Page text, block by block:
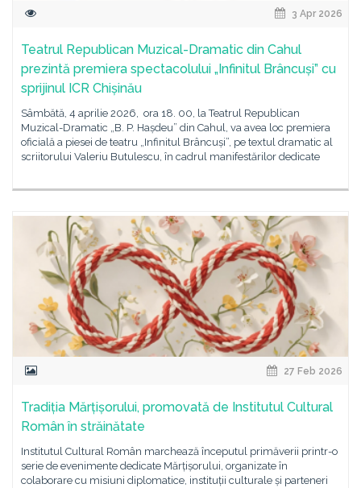
3 Apr 2026
Teatrul Republican Muzical-Dramatic din Cahul
prezintă premiera spectacolului „Infinitul Brâncuși” cu
sprijinul ICR Chișinău
Sâmbătă, 4 aprilie 2026, ora 18. 00, la Teatrul Republican
Muzical-Dramatic „B. P. Hașdeu” din Cahul, va avea loc premiera
oficială a piesei de teatru „Infinitul Brâncuși”, pe textul dramatic al
scriitorului Valeriu Butulescu, în cadrul manifestărilor dedicate
27 Feb 2026
Tradiția Mărțișorului, promovată de Institutul Cultural
Român în străinătate
Institutul Cultural Român marchează începutul primăverii printr-o
serie de evenimente dedicate Mărțișorului, organizate în
colaborare cu misiuni diplomatice, instituții culturale și parteneri